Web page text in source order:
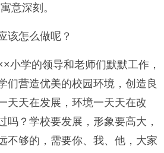
意深刻。
该怎么做呢？
小学的领导和老师们默默工作，
们营造优美的校园环境，创造良
天天在发展，环境一天天在改
吗？学校要发展，形象要高大，
不够的，需要你、我、他，大家